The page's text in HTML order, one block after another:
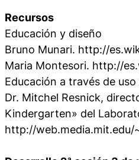
Recursos
Educación y diseño
Bruno Munari. http://
Maria Montesori. http://
Educación a través de
Dr. Mitchel Resnick,
Kindergarten» del
http://web.media.mit.edu/